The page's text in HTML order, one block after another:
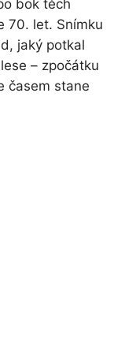
bok těch
70. let. Snímku
jaký potkal
– zpočátku
časem stane